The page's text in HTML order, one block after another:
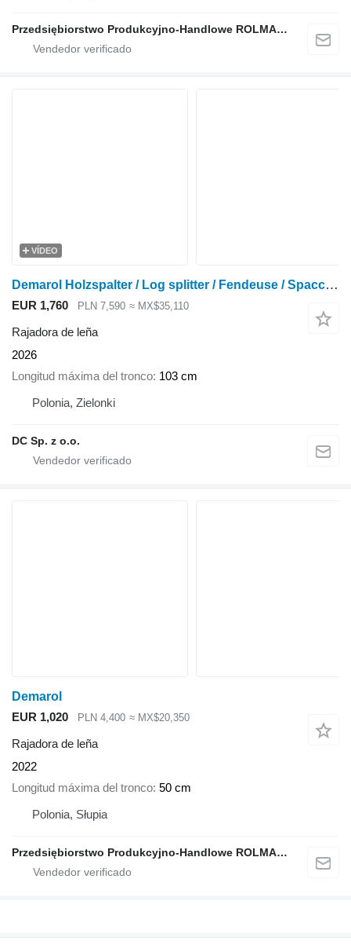
Przedsiębiorstwo Produkcyjno-Handlowe ROLMAPOL Marcin Dziekan
VÍDEO
Demarol Holzspalter / Log splitter / Fendeuse / Spaccalegna
EUR 1,760 PLN 7,590 ≈ MX$35,110
Rajadora de leña
2026
Longitud máxima del tronco 103 cm
Polonia, Zielonki
DC Sp. z o.o.
Demarol
EUR 1,020
PLN 4,400 ≈ MX$20,350
Rajadora de leña
2022
Longitud máxima del tronco 50 cm
Polonia, Słupia
Przedsiębiorstwo Produkcyjno-Handlowe ROLMAPOL Marcin Dziekan